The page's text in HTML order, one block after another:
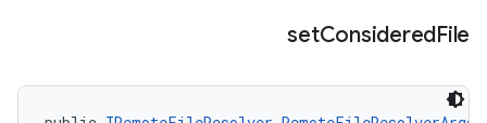
setConsideredFile